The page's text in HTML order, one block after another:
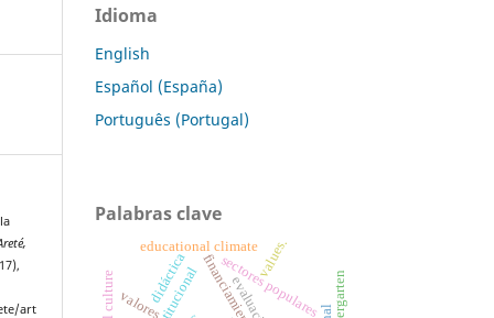
art
Idioma
English
Español (España)
Português (Portugal)
Palabras clave
sectores populares
financiamiento
valores
educational climatevalues.
didáctica